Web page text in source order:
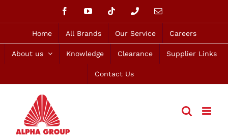
FacebookYouTube Tiktok PhoneEmail
Home All Brands Our Service Careers
About us Knowledge Clearance Supplier Links
Contact Us